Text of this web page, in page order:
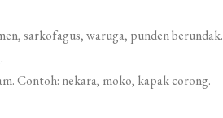
sarkofagus, waruga, punden berundak.
Contoh: nekara, moko, kapak corong.